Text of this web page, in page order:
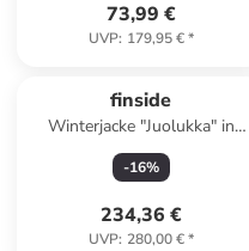
73,99 €
UVP: 179,95 €*
finside
Winterjacke "Juolukka" in
Grün
-16%
234,36 €
UVP: 280,00 €*